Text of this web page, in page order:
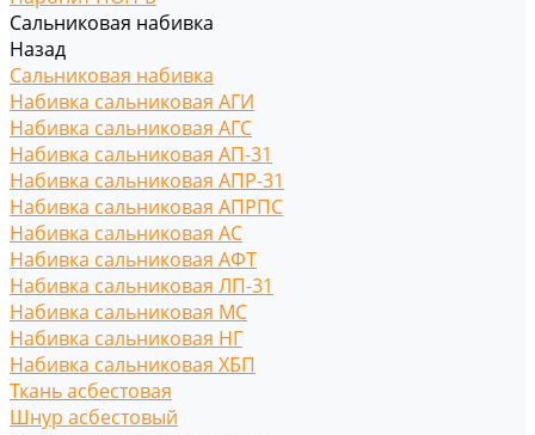
Сальниковая набивка
Назад
Сальниковая набивка
Набивка сальниковая АГИ
Набивка сальниковая АГС
Набивка сальниковая АП-31
Набивка сальниковая АПР-31
Набивка сальниковая АПРПС
Набивка сальниковая АС
Набивка сальниковая АФТ
Набивка сальниковая ЛП-31
Набивка сальниковая МС
Набивка сальниковая НГ
Набивка сальниковая ХБП
Ткань асбестовая
Шнур асбестовый